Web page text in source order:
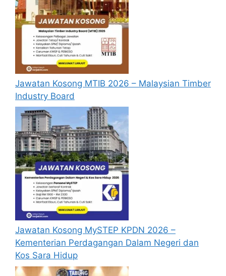
Diploma dalam bidang kewangan
Diploma dalam bidang perniagaan
Diploma dalam bidang pentadbiran
Diploma dalam bidang Pengurusan
Mempunyai tahap kesihatan yang baik
serta tidak menghidap sebarang penyakit
kronik.
Boleh bekerja secara bersendirian atau
dalam satu pasukan
Boleh untuk dtempatkan di mana-mana
negeri seluruh Semenanjung Malaysia.
Spesifikasi Tugas:
Mengemaskini sistem-sistem inventori
yang digunapakai sebagaimana
diarahkan oleh penyelia
Melaksanakan tugasan mengikut arahan,
garis panduan, proses dan peraturan-
peraturan yang telah ditetapkan
Menyemak dan memastikan label, kod
bar dan nombor siri pada barang adalah
Jawatan Kosong MTIB 2026 – Malaysian Timber
Industry Board
Jawatan Kosong MySTEP KPDN 2026 –
Kementerian Perdagangan Dalam Negeri dan
Kos Sara Hidup